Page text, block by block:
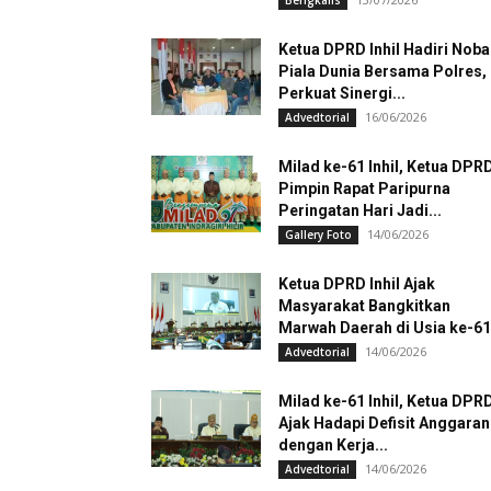
Ketua DPRD Inhil Hadiri
Piala Dunia Bersama Polres,
Perkuat Sinergi...
Advedtorial 16/06/2026
Milad ke-61 Inhil, Ketua
Pimpin Rapat Paripurna
Peringatan Hari Jadi...
Gallery Foto 14/06/2026
Ketua DPRD Inhil Ajak
Masyarakat Bangkitkan
Marwah Daerah di Usia ke-61
Advedtorial 14/06/2026
Milad ke-61 Inhil, Ketua
Ajak Hadapi Defisit Anggaran
dengan Kerja...
Advedtorial 14/06/2026